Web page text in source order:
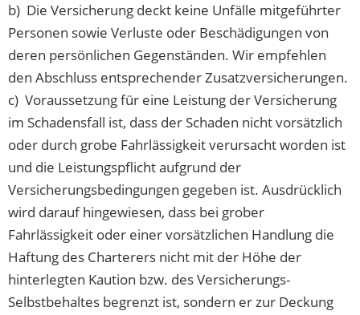
b) Die Versicherung deckt keine Unfälle mitgeführter
Personen sowie Verluste oder Beschädigungen von
deren persönlichen Gegenständen. Wir empfehlen
den Abschluss entsprechender Zusatzversicherungen.
c) Voraussetzung für eine Leistung der Versicherung
im Schadensfall ist, dass der Schaden nicht vorsätzlich
oder durch grobe Fahrlässigkeit verursacht worden ist
und die Leistungspflicht aufgrund der
Versicherungsbedingungen gegeben ist. Ausdrücklich
wird darauf hingewiesen, dass bei grober
Fahrlässigkeit oder einer vorsätzlichen Handlung die
Haftung des Charterers nicht mit der Höhe der
hinterlegten Kaution bzw. des Versicherungs-
Selbstbehaltes begrenzt ist, sondern er zur Deckung